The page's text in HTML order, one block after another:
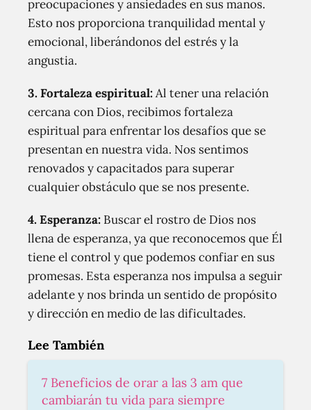
preocupaciones y ansiedades en sus manos.
Esto nos proporciona tranquilidad mental y
emocional, liberándonos del estrés y la
angustia.
3. Fortaleza espiritual:Al tener una relación
cercana con Dios, recibimos fortaleza
espiritual para enfrentar los desafíos que se
presentan en nuestra vida. Nos sentimos
renovados y capacitados para superar
cualquier obstáculo que se nos presente.
4. Esperanza: Buscar el rostro de Dios nos
llena de esperanza, ya que reconocemos que Él
tiene el control y que podemos confiar en sus
promesas. Esta esperanza nos impulsa a seguir
adelante y nos brinda un sentido de propósito
y dirección en medio de las dificultades.
Lee También
7 Beneficios de orar a las 3 am que
cambiarán tu vida para siempre